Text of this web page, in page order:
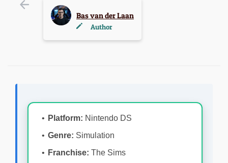
Bas van der Laan
Author
Platform: Nintendo DS
Genre: Simulation
Franchise: The Sims